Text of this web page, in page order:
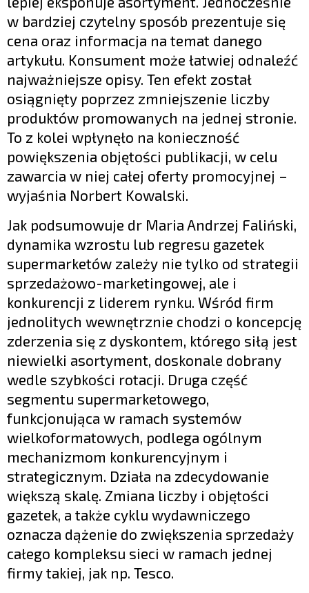
w bardziej czytelny sposób prezentuje się
cena oraz informacja na temat danego
artykułu. Konsument może łatwiej odnaleźć
najważniejsze opisy. Ten efekt został
osiągnięty poprzez zmniejszenie liczby
produktów promowanych na jednej stronie.
To z kolei wpłynęło na konieczność
powiększenia objętości publikacji, w celu
zawarcia w niej całej oferty promocyjnej –
wyjaśnia Norbert Kowalski.
Jak podsumowuje dr Maria Andrzej Faliński,
dynamika wzrostu lub regresu gazetek
supermarketów zależy nie tylko od strategii
sprzedażowo-marketingowej, ale i
konkurencji z liderem rynku. Wśród firm
jednolitych wewnętrznie chodzi o koncepcję
zderzenia się z dyskontem, którego siłą jest
niewielki asortyment, doskonale dobrany
wedle szybkości rotacji. Druga część
segmentu supermarketowego,
funkcjonująca w ramach systemów
wielkoformatowych, podlega ogólnym
mechanizmom konkurencyjnym i
strategicznym. Działa na zdecydowanie
większą skalę. Zmiana liczby i objętości
gazetek, a także cyklu wydawniczego
oznacza dążenie do zwiększenia sprzedaży
całego kompleksu sieci w ramach jednej
firmy takiej, jak np. Tesco.